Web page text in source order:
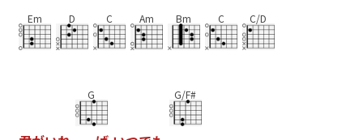
Em D C Am Bm C C/D
G G/F#